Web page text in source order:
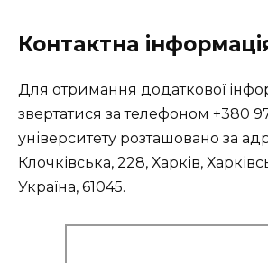
Контактна
Для отримання додаткової
звертатися за телефоном +380
університету розташовано за
Клочківська, 228, Харків,
Україна, 61045.